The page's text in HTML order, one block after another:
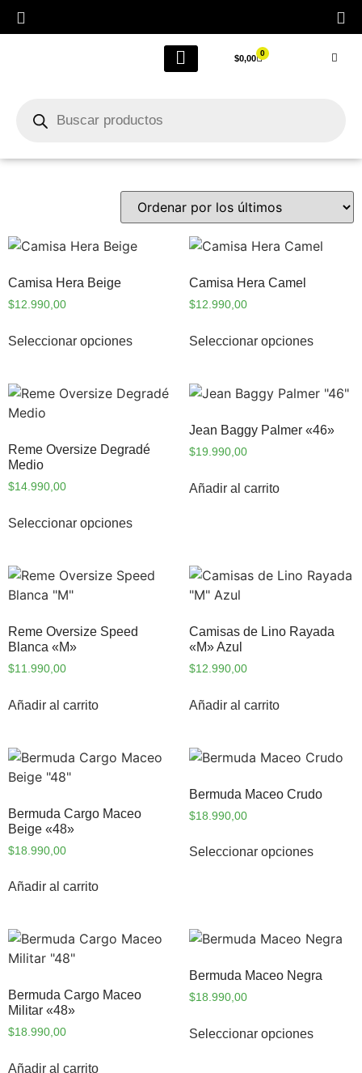
$0,00 0
Camisa Hera Beige
$12.990,00
Seleccionar opciones
Camisa Hera Camel
$12.990,00
Seleccionar opciones
Reme Oversize Degradé
Medio
$14.990,00
Seleccionar opciones
Jean Baggy Palmer «46»
$19.990,00
Añadir al carrito
Reme Oversize Speed
Blanca «M»
$11.990,00
Añadir al carrito
Camisas de Lino Rayada
«M» Azul
$12.990,00
Añadir al carrito
Bermuda Cargo Maceo
Beige «48»
$18.990,00
Añadir al carrito
Bermuda Maceo Crudo
$18.990,00
Seleccionar opciones
Bermuda Cargo Maceo
Militar «48»
$18.990,00
Añadir al carrito
Bermuda Maceo Negra
$18.990,00
Seleccionar opciones